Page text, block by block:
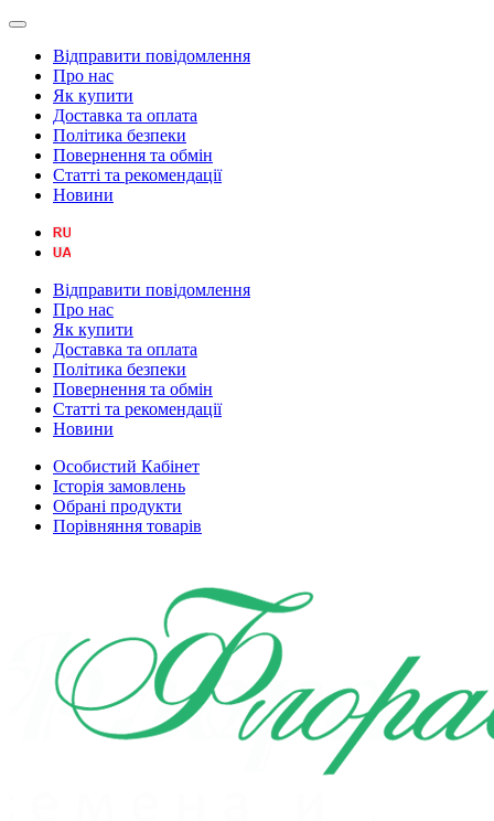
Відправити повідомлення
Про нас
Як купити
Доставка та оплата
Політика безпеки
Повернення та обмін
Статті та рекомендації
Новини
Відправити повідомлення
Про нас
Як купити
Доставка та оплата
Політика безпеки
Повернення та обмін
Статті та рекомендації
Новини
Особистий Кабінет
Історія замовлень
Обрані продукти
Порівняння товарів